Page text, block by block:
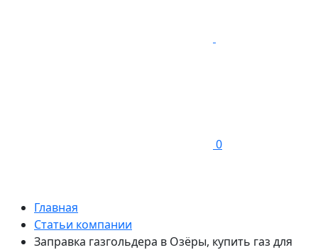
0
Главная
Статьи компании
Заправка газгольдера в Озёры, купить газ для